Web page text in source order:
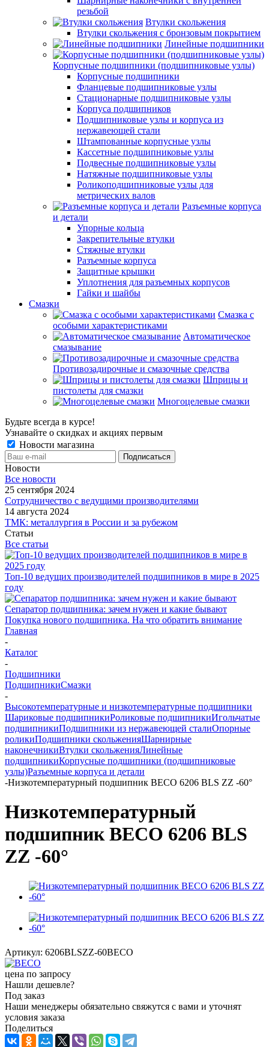
резьбой
Втулки скольжения
Втулки скольжения с бронзовым покрытием
Линейные подшипники
Корпусные подшипники (подшипниковые узлы)
Корпусные подшипники
Фланцевые подшипниковые узлы
Стационарные подшипниковые узлы
Корпуса подшипников
Подшипниковые узлы и корпуса из
нержавеющей стали
Штампованные корпусные узлы
Кассетные подшипниковые узлы
Подвесные подшипниковые узлы
Натяжные подшипниковые узлы
Роликоподшипниковые узлы для
метрических валов
Разъемные корпуса
и детали
Упорные кольца
Закрепительные втулки
Стяжные втулки
Разъемные корпуса
Защитные крышки
Уплотнения для разъемных корпусов
Гайки и шайбы
Смазки
Смазка с
особыми характеристиками
Автоматическое
смазывание
Противозадирочные и смазочные средства
Шприцы и
пистолеты для смазки
Многоцелевые смазки
Будьте всегда в курсе!
Узнавайте о скидках и акциях первым
Новости магазина
Новости
Все новости
25 сентября 2024
Сотрудничество с ведущими производителями
14 августа 2024
ТМК: металлургия в России и за рубежом
Статьи
Все статьи
Топ-10 ведущих производителей подшипников в мире в 2025
году
Сепаратор подшипника: зачем нужен и какие бывают
Покупка нового подшипника. На что обратить внимание
Главная
-
Каталог
-
Подшипники
ПодшипникиСмазки
-
Высокотемпературные и низкотемпературные подшипники
Шариковые подшипникиРоликовые подшипникиИгольчатые
подшипникиПодшипники из нержавеющей сталиОпорные
роликиПодшипники скольженияШарнирные
наконечникиВтулки скольженияЛинейные
подшипникиКорпусные подшипники (подшипниковые
узлы)Разъемные корпуса и детали
-Низкотемпературный подшипник BECO 6206 BLS ZZ -60°
Низкотемпературный
подшипник BECO 6206 BLS
ZZ -60°
Артикул: 6206BLSZZ-60BECO
цена по запросу
Нашли дешевле?
Под заказ
Наши менеджеры обязательно свяжутся с вами и уточнят
условия заказа
Поделиться